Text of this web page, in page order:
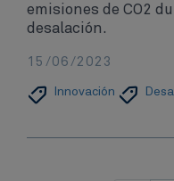
emisiones de CO2
desalación.
15/06/2023
Innovación​